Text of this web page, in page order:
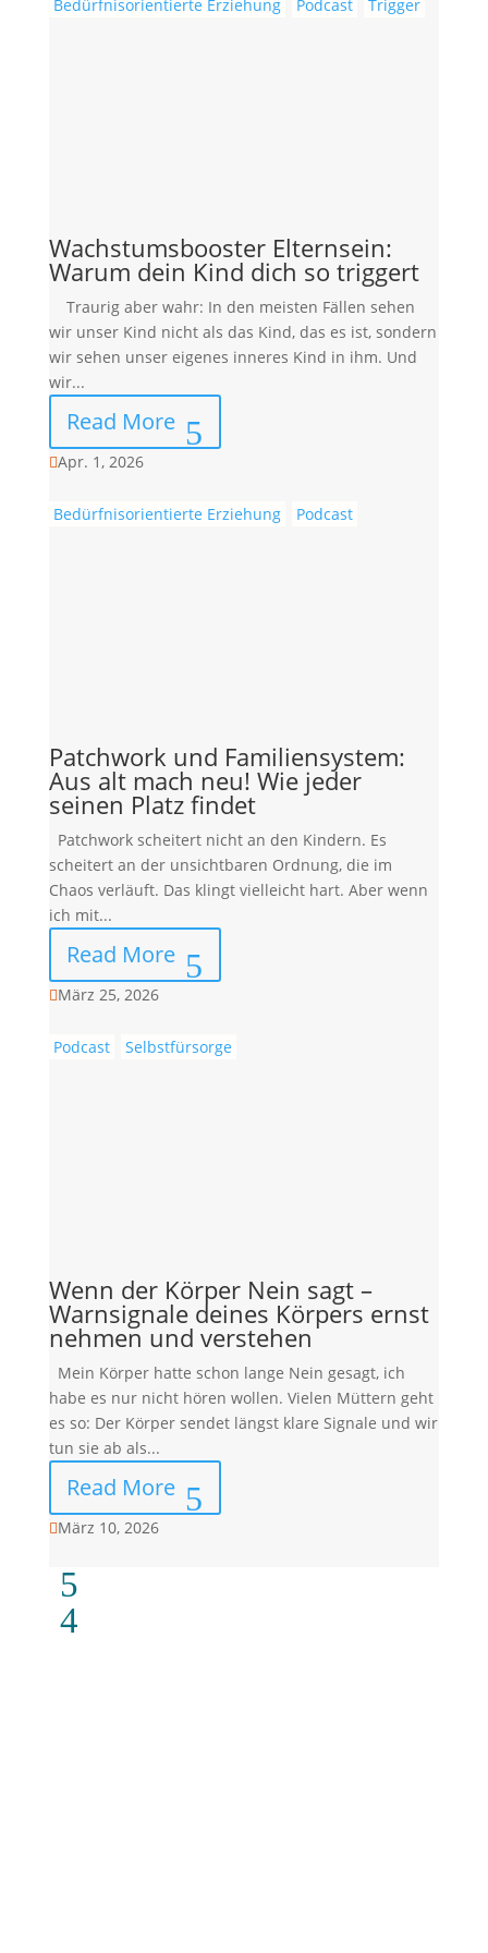
Bedürfnisorientierte Erziehung Podcast Trigger
Wachstumsbooster Elternsein:
Warum dein Kind dich so triggert
Traurig aber wahr: In den meisten Fällen sehen
wir unser Kind nicht als das Kind, das es ist, sondern
wir sehen unser eigenes inneres Kind in ihm. Und
wir...
Read More
Apr. 1, 2026
Bedürfnisorientierte Erziehung Podcast
Patchwork und Familiensystem:
Aus alt mach neu! Wie jeder
seinen Platz findet
Patchwork scheitert nicht an den Kindern. Es
scheitert an der unsichtbaren Ordnung, die im
Chaos verläuft. Das klingt vielleicht hart. Aber wenn
ich mit...
Read More
März 25, 2026
Podcast Selbstfürsorge
Wenn der Körper Nein sagt –
Warnsignale deines Körpers ernst
nehmen und verstehen
Mein Körper hatte schon lange Nein gesagt, ich
habe es nur nicht hören wollen. Vielen Müttern geht
es so: Der Körper sendet längst klare Signale und wir
tun sie ab als...
Read More
März 10, 2026